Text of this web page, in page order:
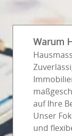
Warum
auf Ihre
Unser
und